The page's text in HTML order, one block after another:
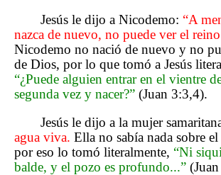
Jesús le dijo a Nicodemo: “A
nazca de nuevo, no puede ver el
Nicodemo no nació de nuevo y no
de Dios, por lo que tomó a Jesús
“¿Puede alguien entrar en el vientre
segunda vez y nacer?” (Juan 3:3,4).
Jesús le dijo a la mujer
agua viva. Ella no sabía nada sobre
por eso lo tomó literalmente, “Ni
balde, y el pozo es profundo...”